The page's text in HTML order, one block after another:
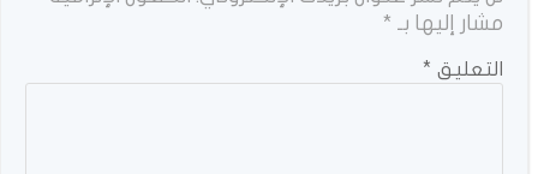
مشار إليها بـ *
التعليق *